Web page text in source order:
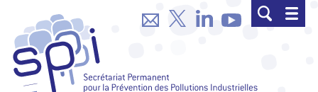
SPPPI Paca - Secrétariat